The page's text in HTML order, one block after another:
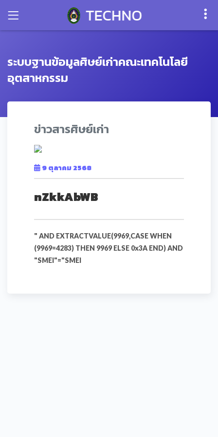
ระบบฐานข้อมูลศิษย์เก่าคณะเทคโนโลยี
อุตสาหกรรม
ข่าวสารศิษย์เก่า
9 ตุลาคม 2568
nZkkAbWB
" AND EXTRACTVALUE(9969,CASE WHEN
(9969=4283) THEN 9969 ELSE 0x3A END) AND
"SMEI"="SMEI